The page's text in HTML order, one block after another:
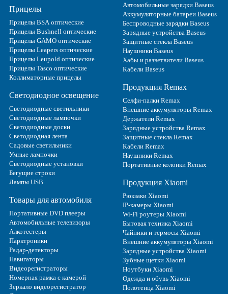
Прицелы
Прицелы BSA оптические
Прицелы Bushnell оптические
Прицелы GAMO оптические
Прицелы Leapers оптические
Прицелы Leupold оптические
Прицелы Tasco оптические
Коллиматорные прицелы
Светодиодное освещение
Светодиодные светильники
Светодиодные лампочки
Светодиодные доски
Светодиодная лента
Садовые светильники
Умные лампочки
Светодиодные установки
Бегущие строки
Лампы USB
Товары для автомобиля
Портативные DVD плееры
Автомобильные телевизоры
Алкотестеры
Парктроники
Радар-детекторы
Навигаторы
Видеорегистраторы
Номерная рамка с камерой
Зеркало видеорегистратор
Автомобильные зарядки Baseus
Аккумуляторные батареи Baseus
Беспроводные зарядки Baseus
Зарядные устройства Baseus
Защитные стекла Baseus
Наушники Baseus
Хабы и разветвители Baseus
Кабели Baseus
Продукция Remax
Селфи-палки Remax
Внешние аккумуляторы Remax
Держатели Remax
Зарядные устройства Remax
Защитные стекла Remax
Кабели Remax
Наушники Remax
Портативные колонки Remax
Продукция Xiaomi
Рюкзаки Xiaomi
IP-камеры Xiaomi
Wi-Fi роутеры Xiaomi
Бытовая техника Xiaomi
Чайники и термосы Xiaomi
Внешние аккумуляторы Xiaomi
Зарядные устройства Xiaomi
Зубные щетки Xiaomi
Ноутбуки Xiaomi
Одежда и обувь Xiaomi
Полотенца Xiaomi